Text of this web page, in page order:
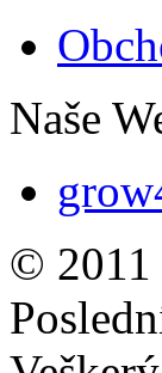
Naše
© 2011